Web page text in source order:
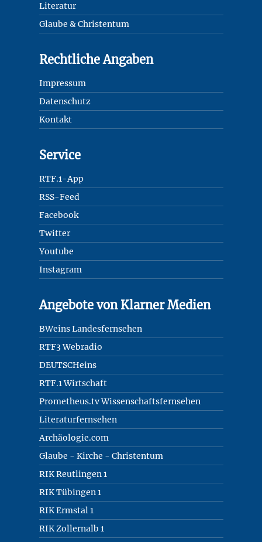
Literatur
Glaube & Christentum
Rechtliche Angaben
Impressum
Datenschutz
Kontakt
Service
RTF.1-App
RSS-Feed
Facebook
Twitter
Youtube
Instagram
Angebote von Klarner Medien
BWeins Landesfernsehen
RTF3 Webradio
DEUTSCHeins
RTF.1 Wirtschaft
Prometheus.tv Wissenschaftsfernsehen
Literaturfernsehen
Archäologie.com
Glaube - Kirche - Christentum
RIK Reutlingen 1
RIK Tübingen 1
RIK Ermstal 1
RIK Zollernalb 1